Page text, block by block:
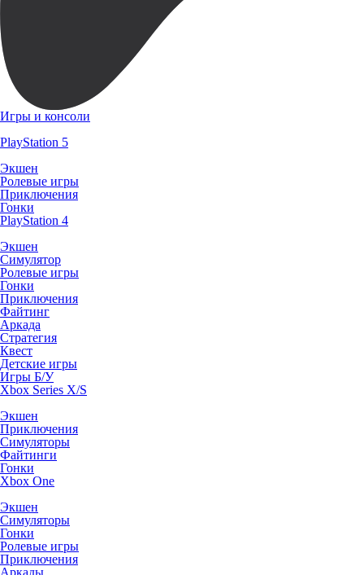
Игры и консоли
PlayStation 5
Экшен
Ролевые игры
Приключения
Гонки
PlayStation 4
Экшен
Симулятор
Ролевые игры
Гонки
Приключения
Файтинг
Аркада
Стратегия
Квест
Детские игры
Игры Б/У
Xbox Series X/S
Экшен
Приключения
Симуляторы
Файтинги
Гонки
Xbox One
Экшен
Симуляторы
Гонки
Ролевые игры
Приключения
Аркады